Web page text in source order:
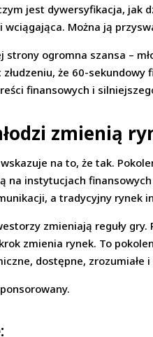
jest dywersyfikacja, jak
wciągająca. Można ją
strony ogromna szansa –
złudzeniu, że 60-
finansowych i
zmienią
na to, że tak.
na instytucjach
a tradycyjny rynek
zmieniają reguły
zmienia rynek. To
dostępne,